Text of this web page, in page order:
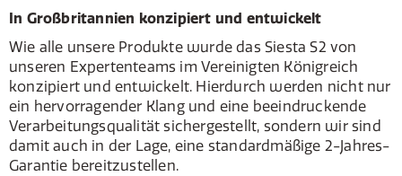
In Großbritannien konzipiert und entwickelt
Wie alle unsere Produkte wurde das Siesta S2 von
unseren Expertenteams im Vereinigten Königreich
konzipiert und entwickelt. Hierdurch werden nicht nur
ein hervorragender Klang und eine beeindruckende
Verarbeitungsqualität sichergestellt, sondern wir sind
damit auch in der Lage, eine standardmäßige 2-Jahres-
Garantie bereitzustellen.